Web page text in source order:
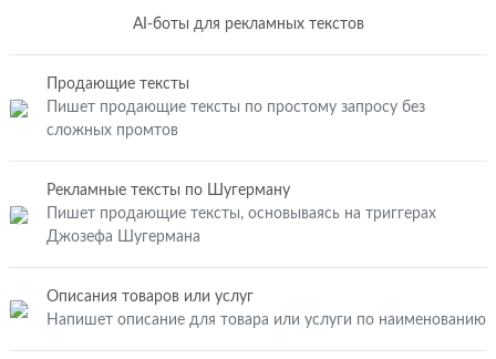
AI-боты для рекламных текстов
Продающие тексты
Пишет продающие тексты по простому запросу без
сложных промтов
Рекламные тексты по Шугерману
Пишет продающие тексты, основываясь на триггерах
Джозефа Шугермана
Описания товаров или услуг
Напишет описание для товара или услуги по наименованию